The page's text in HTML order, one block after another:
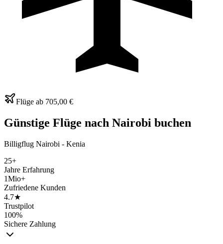
Flüge ab 705,00 €
Günstige Flüge nach Nairobi buchen
Billigflug Nairobi - Kenia
25+
Jahre Erfahrung
1Mio+
Zufriedene Kunden
4.7★
Trustpilot
100%
Sichere Zahlung